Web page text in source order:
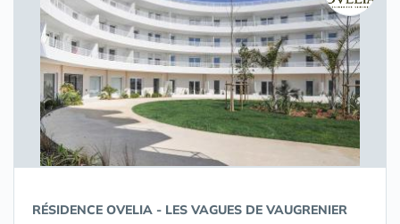
RÉSIDENCE OVELIA - LES VAGUES DE VAUGRENIER